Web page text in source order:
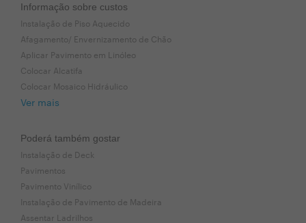
Informação sobre custos
Instalação de Piso Aquecido
Afagamento/ Envernizamento de Chão
Aplicar Pavimento em Linóleo
Colocar Alcatifa
Colocar Mosaico Hidráulico
Ver mais
Poderá também gostar
Instalação de Deck
Pavimentos
Pavimento Vinílico
Instalação de Pavimento de Madeira
Assentar Ladrilhos